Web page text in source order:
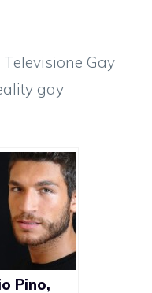
Televisione Gay
gay
Pino,